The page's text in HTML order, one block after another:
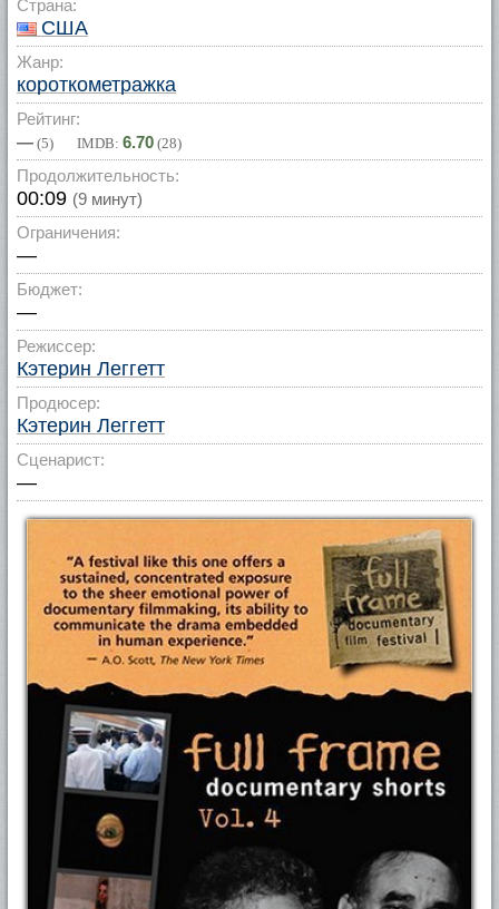
Страна:
США
Жанр:
короткометражка
Рейтинг:
— (5) IMDB: 6.70 (28)
Продолжительность:
00:09 (9 минут)
Ограничения:
—
Бюджет:
—
Режиссер:
Кэтерин Леггетт
Продюсер:
Кэтерин Леггетт
Сценарист:
—